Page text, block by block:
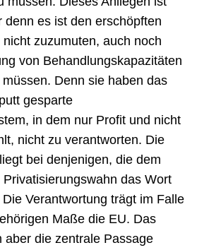
denn es ist den erschöpften
zuzumuten, auch noch
von Behandlungskapazitäten
Denn sie haben das
gesparte
in dem nur Profit und nicht
nicht zu verantworten. Die
bei denjenigen, die dem
das Wort
Verantwortung trägt im Falle
Maße die EU. Das
aber die zentrale Passage